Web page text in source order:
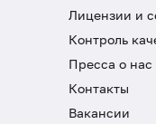
Лицензии и
Контроль
Пресса о нас
Контакты
Вакансии